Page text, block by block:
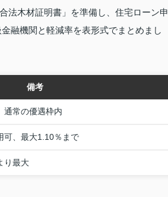
法木材証明書」を準備し、住宅ローン申
融機関と軽減率を表形式でまとめまし
備考
通常の優遇枠内
可、最大1.10％まで
り最大